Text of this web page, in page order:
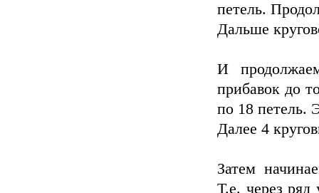
петель.
Дальше
И
прибавок до
по 18 петель.
Далее 4
Затем
Т.е. через